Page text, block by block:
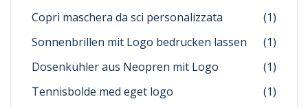
Copri maschera da sci personalizzata
(1)
Sonnenbrillen mit Logo bedrucken lassen
(1)
Dosenkühler aus Neopren mit Logo
(1)
Tennisbolde med eget logo
(1)